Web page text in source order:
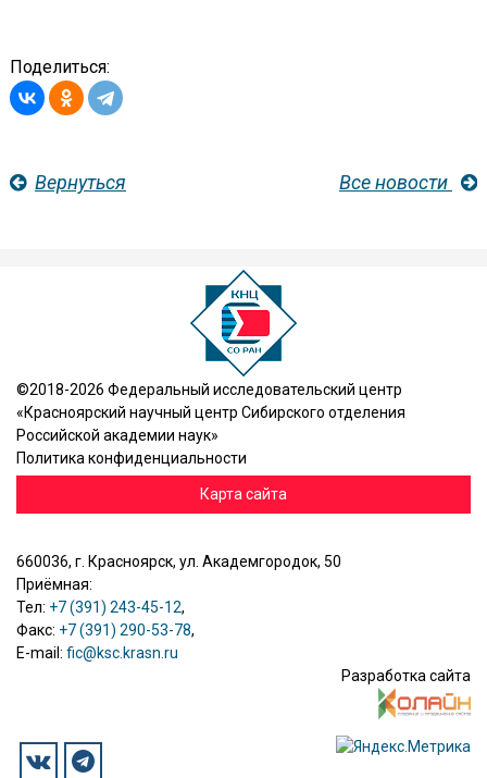
Поделиться:
Вернуться Все новости
©2018-2026 Федеральный исследовательский центр
«Красноярский научный центр Сибирского отделения
Российской академии наук»
Политика конфиденциальности
Карта сайта
660036, г. Красноярск, ул. Академгородок, 50
Приёмная:
Тел: +7 (391) 243-45-12,
Факс: +7 (391) 290-53-78,
E-mail: fic@ksc.krasn.ru
Разработка сайта